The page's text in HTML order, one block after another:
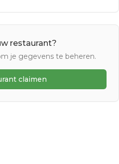
restaurant?
je gegevens te beheren.
claimen